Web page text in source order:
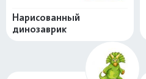
Нарисованный
динозаврик